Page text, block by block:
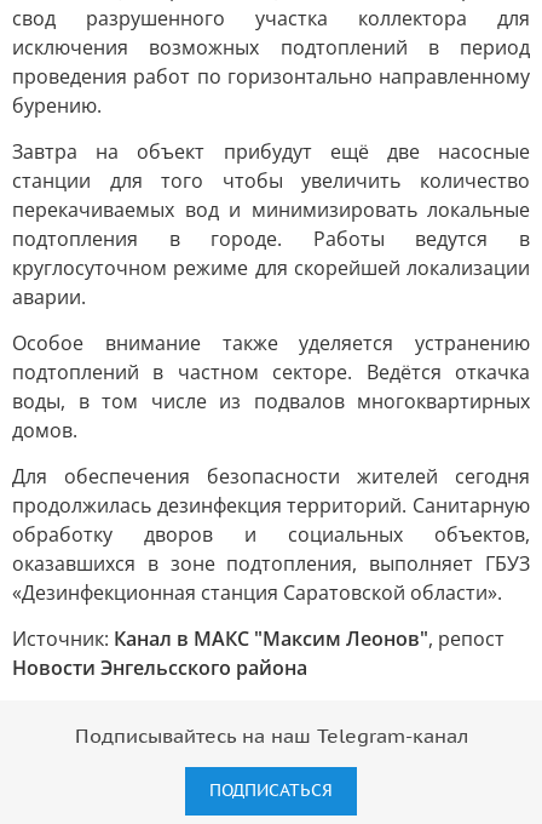
свод разрушенного участка коллектора для
исключения возможных подтоплений в период
проведения работ по горизонтально направленному
бурению.
Завтра на объект прибудут ещё две насосные
станции для того чтобы увеличить количество
перекачиваемых вод и минимизировать локальные
подтопления в городе. Работы ведутся в
круглосуточном режиме для скорейшей локализации
аварии.
Особое внимание также уделяется устранению
подтоплений в частном секторе. Ведётся откачка
воды, в том числе из подвалов многоквартирных
домов.
Для обеспечения безопасности жителей сегодня
продолжилась дезинфекция территорий. Санитарную
обработку дворов и социальных объектов,
оказавшихся в зоне подтопления, выполняет ГБУЗ
«Дезинфекционная станция Саратовской области».
Источник: Канал в МАКС "Максим Леонов", репост
Новости Энгельсского района
Подписывайтесь на наш Telegram-канал
ПОДПИСАТЬСЯ